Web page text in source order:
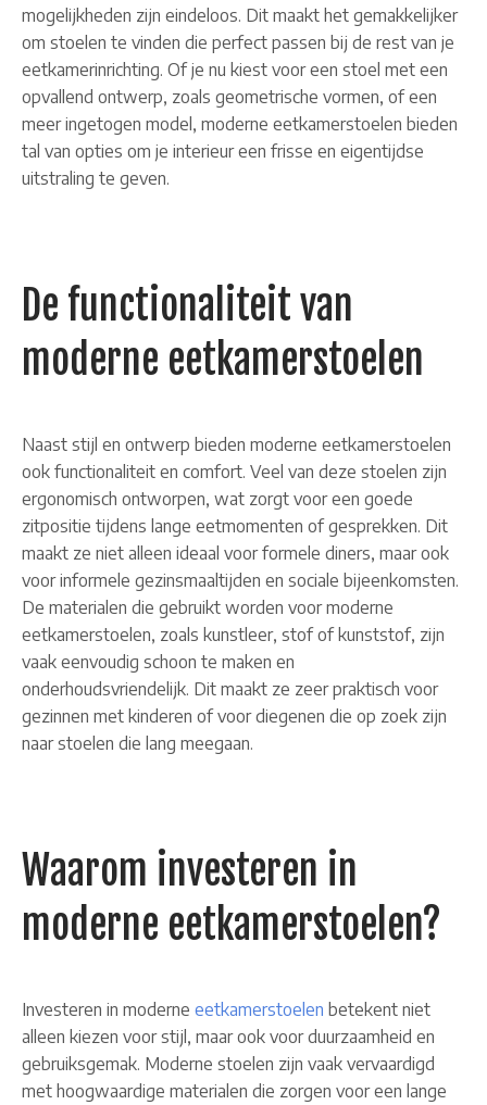
mogelijkheden zijn eindeloos. Dit maakt het gemakkelijker
om stoelen te vinden die perfect passen bij de rest van je
eetkamerinrichting. Of je nu kiest voor een stoel met een
opvallend ontwerp, zoals geometrische vormen, of een
meer ingetogen model, moderne eetkamerstoelen bieden
tal van opties om je interieur een frisse en eigentijdse
uitstraling te geven.
De functionaliteit van
moderne eetkamerstoelen
Naast stijl en ontwerp bieden moderne eetkamerstoelen
ook functionaliteit en comfort. Veel van deze stoelen zijn
ergonomisch ontworpen, wat zorgt voor een goede
zitpositie tijdens lange eetmomenten of gesprekken. Dit
maakt ze niet alleen ideaal voor formele diners, maar ook
voor informele gezinsmaaltijden en sociale bijeenkomsten.
De materialen die gebruikt worden voor moderne
eetkamerstoelen, zoals kunstleer, stof of kunststof, zijn
vaak eenvoudig schoon te maken en
onderhoudsvriendelijk. Dit maakt ze zeer praktisch voor
gezinnen met kinderen of voor diegenen die op zoek zijn
naar stoelen die lang meegaan.
Waarom investeren in
moderne eetkamerstoelen?
Investeren in moderne eetkamerstoelen betekent niet
alleen kiezen voor stijl, maar ook voor duurzaamheid en
gebruiksgemak. Moderne stoelen zijn vaak vervaardigd
met hoogwaardige materialen die zorgen voor een lange